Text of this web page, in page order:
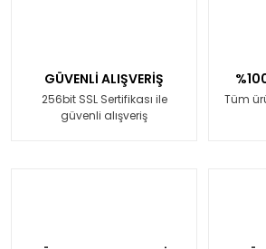
GÜVENLİ ALIŞVERİŞ
256bit SSL Sertifikası ile
güvenli alışveriş
Tüm